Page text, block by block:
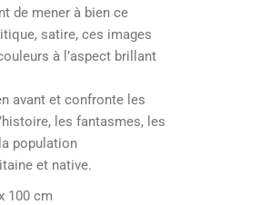
de mener à bien ce
satire, ces images
à l’aspect brillant
avant et confronte les
les fantasmes, les
population
et native.
100 cm